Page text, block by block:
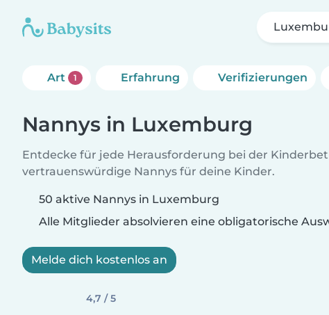
Art 1 Erfahrung Verifizierungen
Nannys in Luxemburg
Entdecke für jede Herausforderung bei der
vertrauenswürdige Nannys für deine Kinder.
50 aktive Nannys in Luxemburg
Alle Mitglieder absolvieren eine obligatorische
Melde dich kostenlos an
4,7 / 5